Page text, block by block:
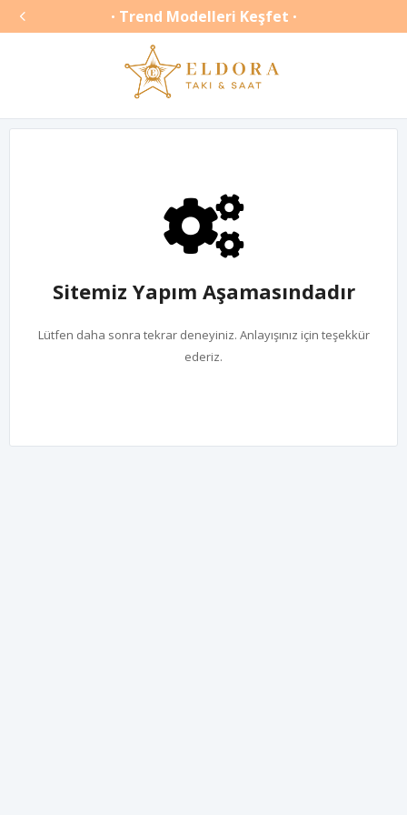
 • Trend Modelleri Keşfet •
Sitemiz Yapım Aşamasındadır
Lütfen daha sonra tekrar deneyiniz. Anlayışınız için teşekkür
ederiz.